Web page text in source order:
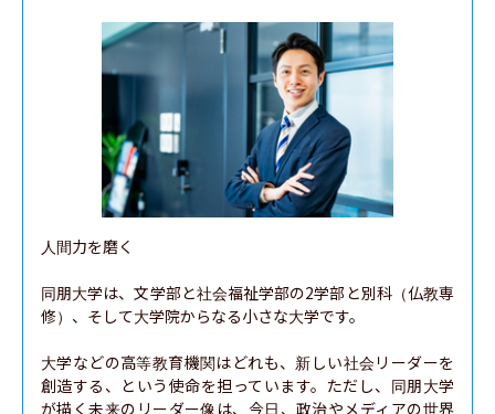
人間力を磨く
同朋大学は、文学部と社会福祉学部の2学部と別科（仏教専
修）、そして大学院からなる小さな大学です。
大学などの高等教育機関はどれも、新しい社会リーダーを
創造する、という使命を担っています。ただし、同朋大学
が描く未来のリーダー像は、今日、政治やメディアの世界